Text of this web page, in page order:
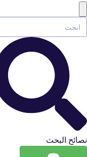
نصائح البحث